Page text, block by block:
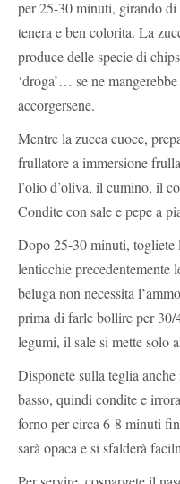
per 25-30 minuti, girando
tenera e ben colorita. La
produce delle specie di
‘droga’… se ne
accorgersene.
Mentre la zucca cuoce,
frullatore a immersione
l’olio d’oliva, il cumino, il
Condite con sale e pepe a
Dopo 25-30 minuti, togliete
lenticchie precedentemente
beluga non necessita
prima di farle bollire per
legumi, il sale si mette solo
Disponete sulla teglia
basso, quindi condite e
forno per circa 6-8 minuti
sarà opaca e si sfalderà